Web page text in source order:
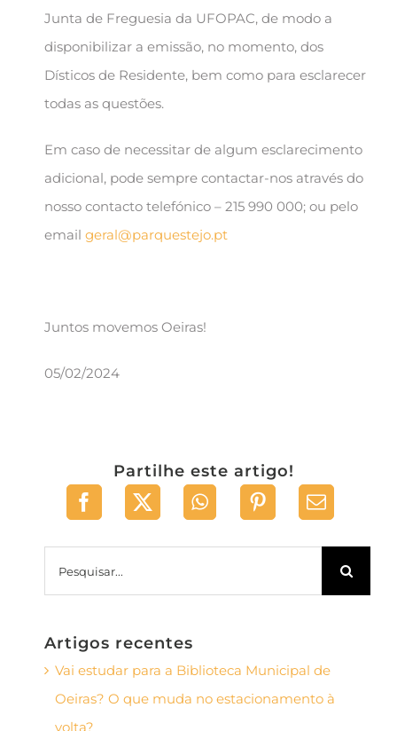
Junta de Freguesia da UFOPAC, de modo a
disponibilizar a emissão, no momento, dos
Dísticos de Residente, bem como para esclarecer
todas as questões.
Em caso de necessitar de algum esclarecimento
adicional, pode sempre contactar-nos através do
nosso contacto telefónico – 215 990 000; ou pelo
email geral@parquestejo.pt
Juntos movemos Oeiras!
05/02/2024
Partilhe este artigo!
Artigos recentes
Vai estudar para a Biblioteca Municipal de
Oeiras? O que muda no estacionamento à
volta?